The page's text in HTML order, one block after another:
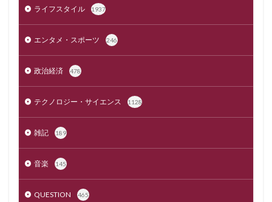
ライフスタイル 1937
エンタメ・スポーツ 246
政治経済 478
テクノロジー・サイエンス 1128
雑記 189
音楽 145
QUESTION 465